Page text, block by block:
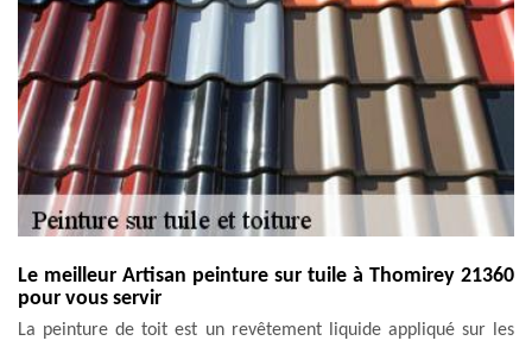
Le meilleur Artisan peinture sur tuile à Thomirey 21360
pour vous servir
La peinture de toit est un revêtement liquide appliqué sur les